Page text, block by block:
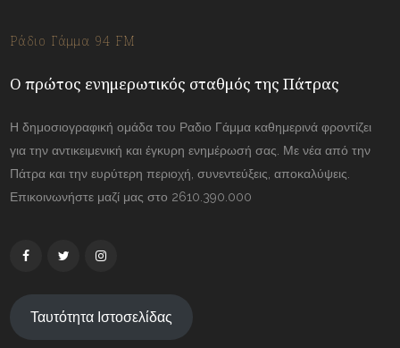
Ράδιο Γάμμα 94 FM
Ο πρώτος ενημερωτικός σταθμός της Πάτρας
Η δημοσιογραφική ομάδα του Ραδιο Γάμμα καθημερινά φροντίζει
για την αντικειμενική και έγκυρη ενημέρωσή σας. Με νέα από την
Πάτρα και την ευρύτερη περιοχή, συνεντεύξεις, αποκαλύψεις.
Επικοινωνήστε μαζί μας στο 2610.390.000
Ταυτότητα Ιστοσελίδας